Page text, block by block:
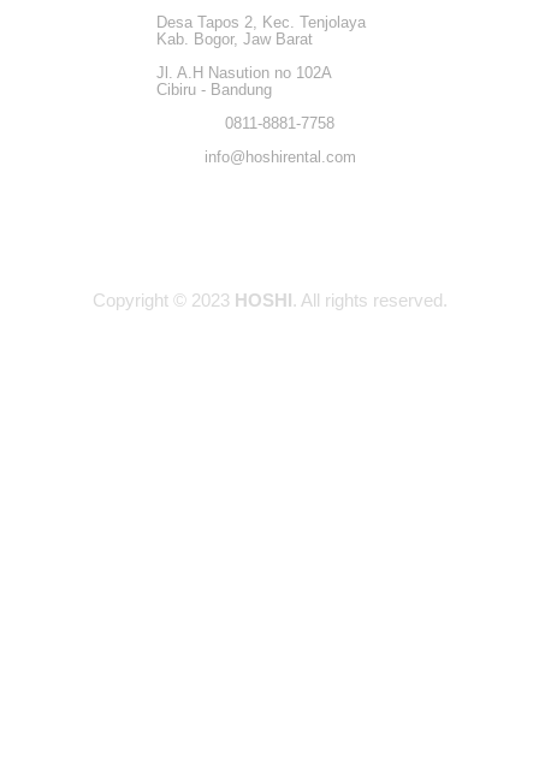
Desa Tapos 2, Kec. Tenjolaya
Kab. Bogor, Jaw Barat
Jl. A.H Nasution no 102A
Cibiru - Bandung
0811-8881-7758
info@hoshirental.com
Copyright © 2023 HOSHI. All rights reserved.